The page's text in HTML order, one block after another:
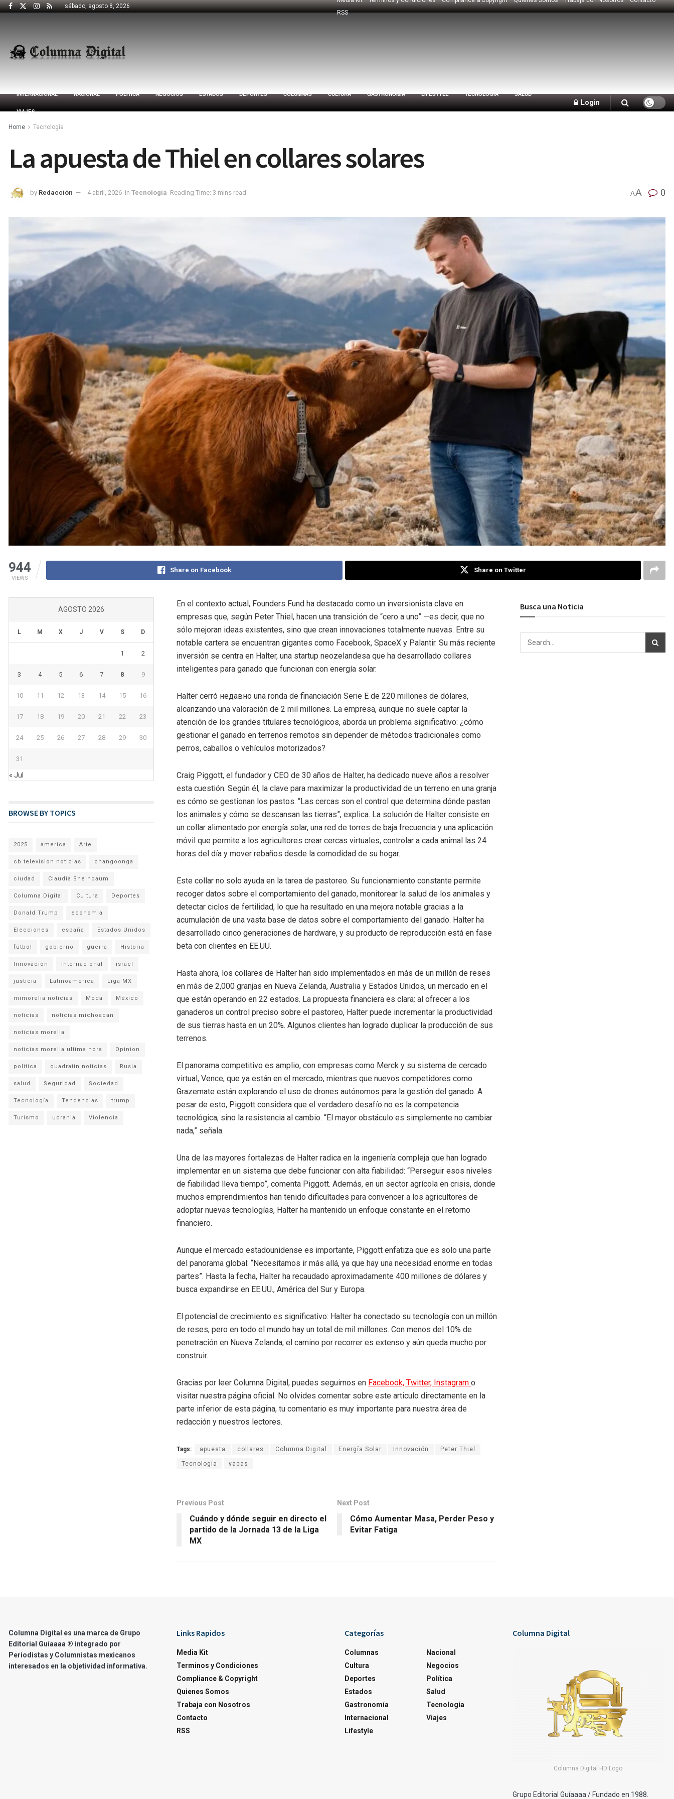
sábado, agosto 8, 2026
RSS
INTERNACIONAL NACIONAL POLÍTICA NEGOCIOS ESTADOS DEPORTES COLUMNAS CULTURA GASTRONOMÍA LIFESTYLE TECNOLOGÍA SALUD
VIAJES
Login
Home Tecnología
La apuesta de Thiel en collares solares
by Redacción 4 abril, 2026 in Tecnología Reading Time: 3 mins read AA 0
944
VIEWS
Share on Facebook Share on Twitter
En el contexto actual, Founders Fund ha destacado como un inversionista clave en
empresas que, según Peter Thiel, hacen una transición de “cero a uno” —es decir, que no
sólo mejoran ideas existentes, sino que crean innovaciones totalmente nuevas. Entre su
notable cartera se encuentran gigantes como Facebook, SpaceX y Palantir. Su más reciente
inversión se centra en Halter, una startup neozelandesa que ha desarrollado collares
inteligentes para ganado que funcionan con energía solar.
Halter cerró недавно una ronda de financiación Serie E de 220 millones de dólares,
alcanzando una valoración de 2 mil millones. La empresa, aunque no suele captar la
atención de los grandes titulares tecnológicos, aborda un problema significativo: ¿cómo
gestionar el ganado en terrenos remotos sin depender de métodos tradicionales como
perros, caballos o vehículos motorizados?
Craig Piggott, el fundador y CEO de 30 años de Halter, ha dedicado nueve años a resolver
esta cuestión. Según él, la clave para maximizar la productividad de un terreno en una granja
es cómo se gestionan los pastos. “Las cercas son el control que determina dónde pastan
los animales y cómo se descansan las tierras”, explica. La solución de Halter consiste en
un collar alimentado por energía solar, una red de torres de baja frecuencia y una aplicación
móvil que permite a los agricultores crear cercas virtuales, controlar a cada animal las 24
horas del día y mover rebaños desde la comodidad de su hogar.
Este collar no solo ayuda en la tarea de pastoreo. Su funcionamiento constante permite
recoger datos sobre el comportamiento del ganado, monitorear la salud de los animales y
detectar ciclos de fertilidad, lo que ha resultado en una mejora notable gracias a la
acumulación de una vasta base de datos sobre el comportamiento del ganado. Halter ha
desarrollado cinco generaciones de hardware, y su producto de reproducción está en fase
beta con clientes en EE.UU.
Hasta ahora, los collares de Halter han sido implementados en más de un millón de reses
en más de 2,000 granjas en Nueva Zelanda, Australia y Estados Unidos, un mercado en el
que están operando en 22 estados. La propuesta financiera es clara: al ofrecer a los
ganaderos un control preciso sobre el pastoreo, Halter puede incrementar la productividad
de sus tierras hasta en un 20%. Algunos clientes han logrado duplicar la producción de sus
terrenos.
El panorama competitivo es amplio, con empresas como Merck y su sistema de cercado
virtual, Vence, que ya están en el mercado, mientras que nuevos competidores como
Grazemate están explorando el uso de drones autónomos para la gestión del ganado. A
pesar de esto, Piggott considera que el verdadero desafío no es la competencia
tecnológica, sino la resistencia al cambio. “El mayor obstáculo es simplemente no cambiar
nada,” señala.
Una de las mayores fortalezas de Halter radica en la ingeniería compleja que han logrado
implementar en un sistema que debe funcionar con alta fiabilidad: “Perseguir esos niveles
de fiabilidad lleva tiempo”, comenta Piggott. Además, en un sector agrícola en crisis, donde
muchos emprendimientos han tenido dificultades para convencer a los agricultores de
adoptar nuevas tecnologías, Halter ha mantenido un enfoque constante en el retorno
financiero.
Aunque el mercado estadounidense es importante, Piggott enfatiza que es solo una parte
del panorama global: “Necesitamos ir más allá, ya que hay una necesidad enorme en todas
partes”. Hasta la fecha, Halter ha recaudado aproximadamente 400 millones de dólares y
busca expandirse en EE.UU., América del Sur y Europa.
El potencial de crecimiento es significativo: Halter ha conectado su tecnología con un millón
de reses, pero en todo el mundo hay un total de mil millones. Con menos del 10% de
penetración en Nueva Zelanda, el camino por recorrer es extenso y aún queda mucho por
construir.
Gracias por leer Columna Digital, puedes seguirnos en Facebook, Twitter, Instagram o
visitar nuestra página oficial. No olvides comentar sobre este articulo directamente en la
parte inferior de esta página, tu comentario es muy importante para nuestra área de
redacción y nuestros lectores.
Tags: apuesta collares Columna Digital Energía Solar Innovación Peter Thiel
Tecnología vacas
Previous Post
Cuándo y dónde seguir en directo el
partido de la Jornada 13 de la Liga
MX
Next Post
Cómo Aumentar Masa, Perder Peso y
Evitar Fatiga
AGOSTO 2026
L M X J V S D
1 2
3 4 5 6 7 8 9
10 11 12 13 14 15 16
17 18 19 20 21 22 23
24 25 26 27 28 29 30
31
« Jul
BROWSE BY TOPICS
2025 america Arte
cb television noticias changoonga
ciudad Claudia Sheinbaum
Columna Digital Cultura Deportes
Donald Trump economia
Elecciones españa Estados Unidos
fútbol gobierno guerra Historia
Innovación Internacional israel
justicia Latinoamérica Liga MX
mimorelia noticias Moda México
noticias noticias michoacan
noticias morelia
noticias morelia ultima hora Opinion
politica quadratin noticias Rusia
salud Seguridad Sociedad
Tecnología Tendencias trump
Turismo ucrania Violencia
Busca una Noticia
Columna Digital es una marca de Grupo
Editorial Guíaaaa ® integrado por
Periodistas y Columnistas mexicanos
interesados en la objetividad informativa.
Links Rapidos
Media Kit
Terminos y Condiciones
Compliance & Copyright
Quienes Somos
Trabaja con Nosotros
Contacto
RSS
Categorías
Columnas
Cultura
Deportes
Estados
Gastronomía
Internacional
Lifestyle
Nacional
Negocios
Política
Salud
Tecnología
Viajes
Columna Digital
Columna Digital HD Logo
Grupo Editorial Guíaaaa / Fundado en 1988.